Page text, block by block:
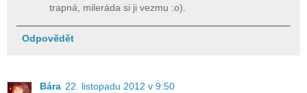
trapná, mileráda si ji vezmu :o).
Odpovědět
Bára 22. listopadu 2012 v 9:50